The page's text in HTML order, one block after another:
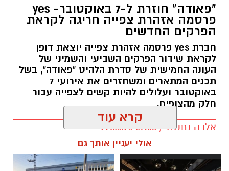
"פאודה" חוזרת ל-7 באוקטובר- yes
פרסמה אזהרת צפייה חריגה לקראת
הפרקים החדשים
חברת yes פרסמה אזהרת צפייה יוצאת דופן
לקראת שידור הפרקים השביעי והשמיני של
העונה החמישית של סדרת הלהיט "פאודה", בשל
תכנים המתארים ומשחזרים את אירועי 7
באוקטובר ועלולים להיות קשים לצפייה עבור
חלק מהצופים.
אלדה נתנאל / 09:58 22.06.26
פאודה" חוזרת ל-7 באוקטובר: yes
קרא עוד
אולי יעניין אותך גם